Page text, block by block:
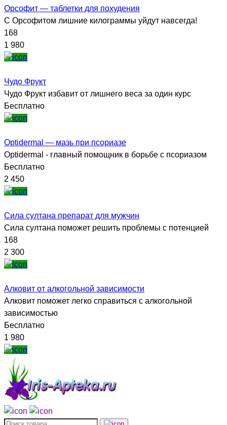
Орсофит — таблетки для похудения
С Орсофитом лишние килограммы уйдут навсегда!
168
1 980
Чудо Фрукт
Чудо Фрукт избавит от лишнего веса за один курс
Бесплатно
Optidermal — мазь при псориазе
Optidermal - главный помощник в борьбе с псориазом
Бесплатно
2 450
Сила султана препарат для мужчин
Сила султана поможет решить проблемы с потенцией
168
2 300
Алковит от алкогольной зависимости
Алковит поможет легко справиться с алкогольной
зависимостью
Бесплатно
1 980